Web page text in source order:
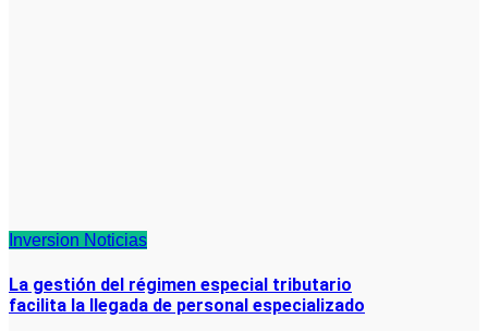
Inversion Noticias
La gestión del régimen especial tributario
facilita la llegada de personal especializado